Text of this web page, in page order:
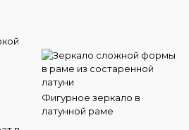
Фигурное зеркало в
латунной раме